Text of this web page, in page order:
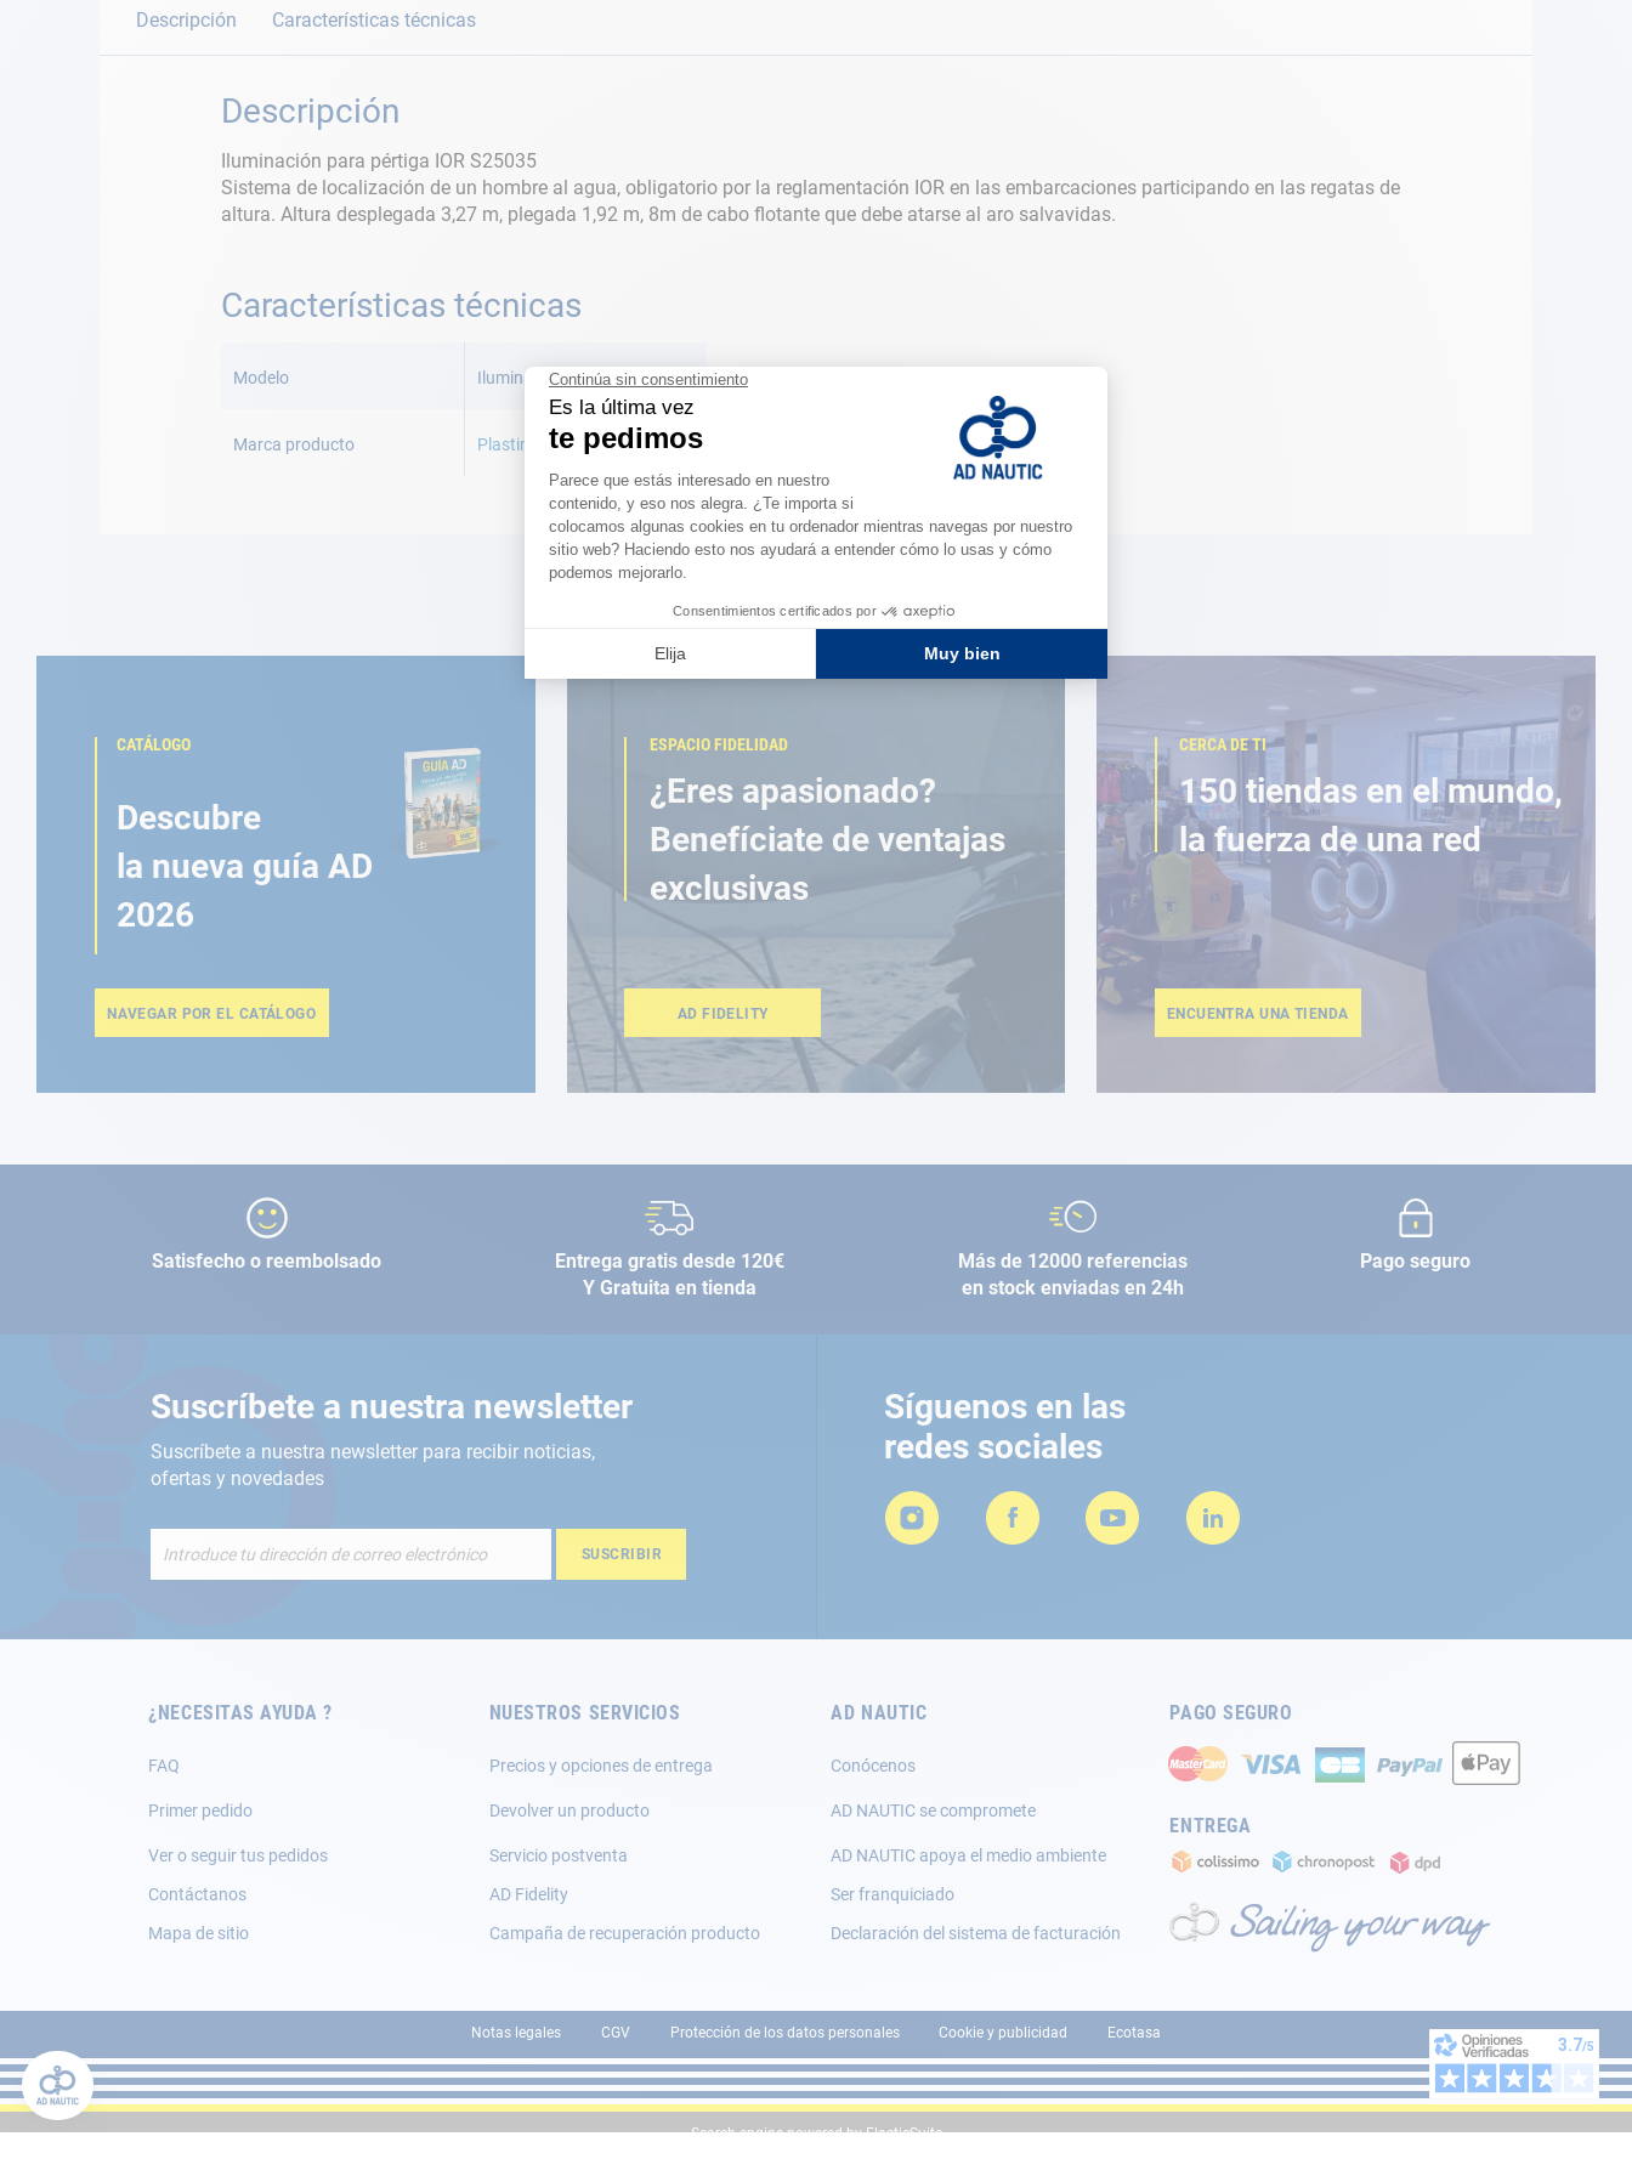
Descripción Características técnicas
Descripción
Iluminación para pértiga IOR S25035
​​​​​​​Sistema de localización de un hombre al agua, obligatorio por la reglamentación IOR en las embarcaciones participando en las regatas de
altura. Altura desplegada 3,27 m, plegada 1,92 m, 8m de cabo flotante que debe atarse al aro salvavidas.
Características técnicas
Información
Modelo Iluminación
Marca producto Plastimo
CATÁLOGO
Descubre
la nueva guía AD
2026
NAVEGAR POR EL CATÁLOGO
ESPACIO FIDELIDAD
¿Eres apasionado?
Benefíciate de ventajas
exclusivas
AD FIDELITY
CERCA DE TI
150 tiendas en el mundo,
la fuerza de una red
ENCUENTRA UNA TIENDA
Satisfecho o reembolsado
Entrega gratis desde 120€
Y Gratuita en tienda
Más de 12000 referencias
en stock enviadas en 24h
Pago seguro
Suscríbete a nuestra newsletter
Suscríbete a nuestra newsletter para recibir noticias,
ofertas y novedades
de
SUSCRIBIR
Síguenos en las
redes sociales
¿NECESITAS AYUDA ?
FAQ
Primer pedido
Ver o seguir tus pedidos
Contáctanos
Mapa de sitio
NUESTROS SERVICIOS
Precios y opciones de entrega
Devolver un producto
Servicio postventa
AD Fidelity
Campaña de recuperación producto
AD NAUTIC
Conócenos
AD NAUTIC se compromete
AD NAUTIC apoya el medio ambiente
Ser franquiciado
Declaración del sistema de facturación
PAGO SEGURO
ENTREGA
Notas legales CGV Protección de los datos personales Cookie y publicidad Ecotasa
Search engine powered byElasticSuite